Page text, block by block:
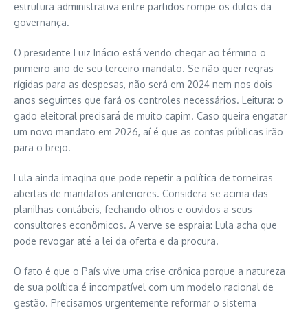
estrutura administrativa entre partidos rompe os dutos da
governança.
O presidente Luiz Inácio está vendo chegar ao término o
primeiro ano de seu terceiro mandato. Se não quer regras
rígidas para as despesas, não será em 2024 nem nos dois
anos seguintes que fará os controles necessários. Leitura: o
gado eleitoral precisará de muito capim. Caso queira engatar
um novo mandato em 2026, aí é que as contas públicas irão
para o brejo.
Lula ainda imagina que pode repetir a política de torneiras
abertas de mandatos anteriores. Considera-se acima das
planilhas contábeis, fechando olhos e ouvidos a seus
consultores econômicos. A verve se espraia: Lula acha que
pode revogar até a lei da oferta e da procura.
O fato é que o País vive uma crise crônica porque a natureza
de sua política é incompatível com um modelo racional de
gestão. Precisamos urgentemente reformar o sistema